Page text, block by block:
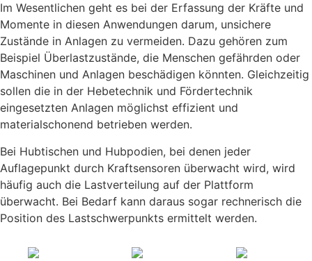
Im Wesentlichen geht es bei der Erfassung der Kräfte und
Momente in diesen Anwendungen darum, unsichere
Zustände in Anlagen zu vermeiden. Dazu gehören zum
Beispiel Überlastzustände, die Menschen gefährden oder
Maschinen und Anlagen beschädigen könnten. Gleichzeitig
sollen die in der Hebetechnik und Fördertechnik
eingesetzten Anlagen möglichst effizient und
materialschonend betrieben werden.
Bei Hubtischen und Hubpodien, bei denen jeder
Auflagepunkt durch Kraftsensoren überwacht wird, wird
häufig auch die Lastverteilung auf der Plattform
überwacht. Bei Bedarf kann daraus sogar rechnerisch die
Position des Lastschwerpunkts ermittelt werden.